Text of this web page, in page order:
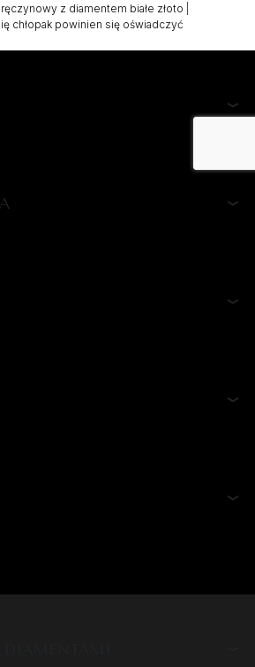
z diamentem białe złoto
chłopak powinien się oświadczyć